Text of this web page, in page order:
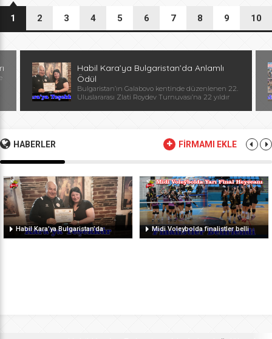
1 2 3 4 5 6 7 8 9 10
Habil Kara’ya Bulgaristan’da Anlamlı
Ödül
Bulgaristan’ın Galabovo kentinde düzenlenen 22.
Uluslararası Zlati Roydev Turnuvası’na 22 yıldır
Federasyonu Başkanı, Avrupa ve Dünya
Şampiyonu, olimpiyat ikincisi Stanka Zlateva
HABERLER FİRMAMI EKLE
Habil Kara’ya Bulgaristan’da Midi Voleybolda finalistler belli